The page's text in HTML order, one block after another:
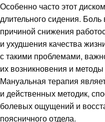
Особенно часто этот
длительного сидения. Боль
причиной снижения
и ухудшения качества
с такими проблемами,
их возникновения и
Мануальная терапия
и действенных методик,
болевых ощущений и
поясничного отдела.